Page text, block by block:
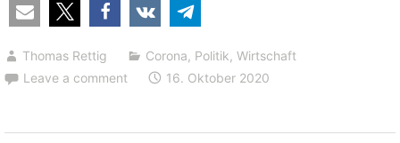
an
Statistiken,
Thomas Rettig Corona, Politik, Wirtschaft
Leave a comment
16. Oktober 2020